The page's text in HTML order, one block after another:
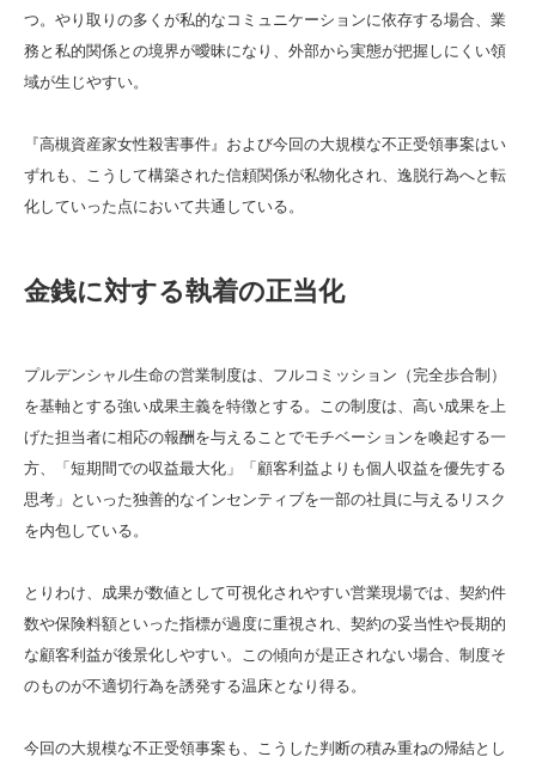
つ。やり取りの多くが私的なコミュニケーションに依存する場合、業
務と私的関係との境界が曖昧になり、外部から実態が把握しにくい領
域が生じやすい。
『高槻資産家女性殺害事件』および今回の大規模な不正受領事案はい
ずれも、こうして構築された信頼関係が私物化され、逸脱行為へと転
化していった点において共通している。
金銭に対する執着の正当化
プルデンシャル生命の営業制度は、フルコミッション（完全歩合制）
を基軸とする強い成果主義を特徴とする。この制度は、高い成果を上
げた担当者に相応の報酬を与えることでモチベーションを喚起する一
方、「短期間での収益最大化」「顧客利益よりも個人収益を優先する
思考」といった独善的なインセンティブを一部の社員に与えるリスク
を内包している。
とりわけ、成果が数値として可視化されやすい営業現場では、契約件
数や保険料額といった指標が過度に重視され、契約の妥当性や長期的
な顧客利益が後景化しやすい。この傾向が是正されない場合、制度そ
のものが不適切行為を誘発する温床となり得る。
今回の大規模な不正受領事案も、こうした判断の積み重ねの帰結とし